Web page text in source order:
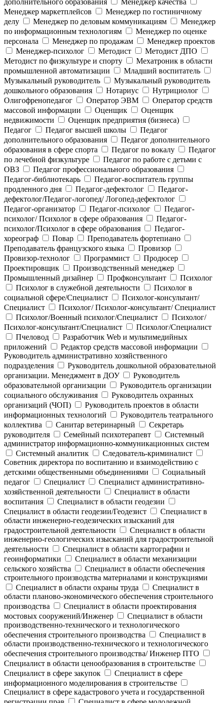
дополнительного образования
Менеджер качества
Менеджер маркетплейсов
Менеджер по гостиничному
делу
Менеджер по деловым коммуникациям
Менеджер
по информационным технологиям
Менеджер по оценке
персонала
Менеджер по продажам
Менеджер проектов
Менеджер-психолог
Методист
Методист ДПО
Методист по физкультуре и спорту
Мехатроник в области
промышленной автоматизации
Младший воспитатель
Музыкальный руководитель
Музыкальный руководитель
дошкольного образования
Нотариус
Нутрициолог
Олигофренопедагог
Оператор ЭВМ
Оператор средств
массовой информации
Оценщик
Оценщик
недвижимости
Оценщик предприятия (бизнеса)
Педагог
Педагог высшей школы
Педагог
дополнительного образования
Педагог дополнительного
образования в сфере спорта
Педагог по вокалу
Педагог
по лечебной физкультуре
Педагог по работе с детьми с
ОВЗ
Педагог профессионального образования
Педагог-библиотекарь
Педагог-воспитатель группы
продленного дня
Педагог-дефектолог
Педагог-
дефектолог/Педагог-логопед/ Логопед-дефектолог
Педагог-организатор
Педагог-психолог
Педагог-
психолог/ Психолог в сфере образования
Педагог-
психолог/Психолог в сфере образования
Педагог-
хореограф
Повар
Преподаватель фортепиано
Преподаватель французского языка
Провизор
Провизор-технолог
Программист
Продюсер
Проектировщик
Производственный менеджер
Промышленный дизайнер
Профконсультант
Психолог
Психолог в служебной деятельности
Психолог в
социальной сфере/Специалист
Психолог-консультант/
Специалист
Психолог/ Психолог-консультант/ Специалист
Психолог/Военный психолог/Специалист
Психолог/
Психолог-консультант/Специалист
Психолог/Специалист
Пчеловод
Разработчик Web и мультимедийных
приложений
Редактор средств массовой информации
Руководитель административно хозяйственного
подразделения
Руководитель дошкольной образовательной
организации. Менеджмент в ДОУ
Руководитель
образовательной организации
Руководитель организации
социального обслуживания
Руководитель охранных
организаций (ЧОП)
Руководитель проектов в области
информационных технологий
Руководитель театрального
коллектива
Санитар ветеринарный
Секретарь
руководителя
Семейный психотерапевт
Системный
администратор информационно-коммуникационных систем
Системный аналитик
Следователь-криминалист
Советник директора по воспитанию и взаимодействию с
детскими общественными объединениями
Социальный
педагог
Специалист
Специалист административно-
хозяйственной деятельности
Специалист в области
воспитания
Специалист в области геодезии
Специалист в области геодезии/Геодезист
Специалист в
области инженерно-геодезических изысканий для
градостроительной деятельности
Специалист в области
инженерно-геологических изысканий для градостроительной
деятельности
Специалист в области картографии и
геоинформатики
Специалист в области механизации
сельского хозяйства
Специалист в области обеспечения
строительного производства материалами и конструкциями
Специалист в области охраны труда
Специалист в
области планово-экономического обеспечения строительного
производства
Специалист в области проектирования
мостовых сооружений/Инженер
Специалист в области
производственно-технического и технологического
обеспечения строительного производства
Специалист в
области производственно-технического и технологического
обеспечения строительного производства/ Инженер ПТО
Специалист в области ценообразования в строительстве
Специалист в сфере закупок
Специалист в сфере
информационного моделирования в строительстве
Специалист в сфере кадастрового учета и государственной